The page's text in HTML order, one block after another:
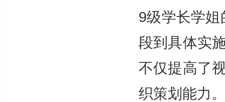
9级学长学姐
段到具体实
不仅提高了
织策划能力